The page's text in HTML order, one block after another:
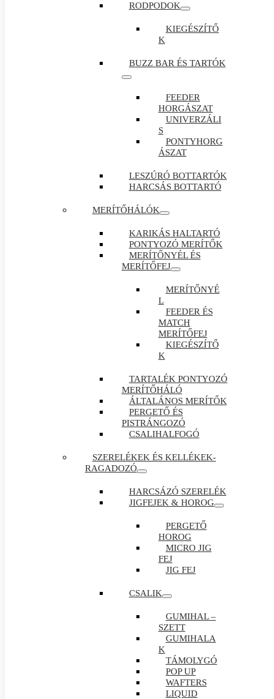
RODPODOK
KIEGÉSZÍTŐ
K
BUZZ BAR ÉS TARTÓK
FEEDER
HORGÁSZAT
UNIVERZÁLI
S
PONTYHORG
ÁSZAT
LESZÚRÓ BOTTARTÓK
HARCSÁS BOTTARTÓ
MERÍTŐHÁLÓK
KARIKÁS HALTARTÓ
PONTYOZÓ MERÍTŐK
MERÍTŐNYÉL ÉS
MERÍTŐFEJ
MERÍTŐNYÉ
L
FEEDER ÉS
MATCH
MERÍTŐFEJ
KIEGÉSZÍTŐ
K
TARTALÉK PONTYOZÓ
MERÍTŐHÁLÓ
ÁLTALÁNOS MERÍTŐK
PERGETŐ ÉS
PISTRÁNGOZÓ
CSALIHALFOGÓ
SZERELÉKEK ÉS KELLÉKEK-
RAGADOZÓ
HARCSÁZÓ SZERELÉK
JIGFEJEK & HOROG
PERGETŐ
HOROG
MICRO JIG
FEJ
JIG FEJ
CSALIK
GUMIHAL –
SZETT
GUMIHALA
K
TÁMOLYGÓ
POP UP
WAFTERS
LIQUID